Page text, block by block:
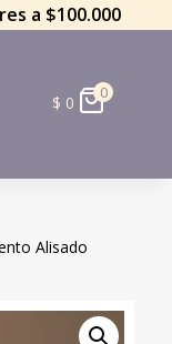
a $100.000
$ 0 0
Alisado